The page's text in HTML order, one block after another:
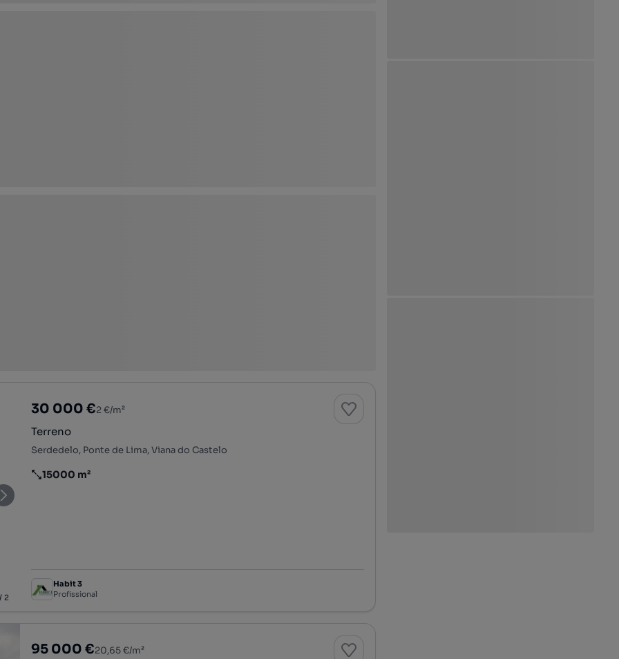
2
30 000 €2 €/m²
Terreno
Serdedelo, Ponte de Lima, Viana do Castelo
Preço por metro quadrado
15000 m²
Habit 3
Profissional
95 000 €20,65 €/m²